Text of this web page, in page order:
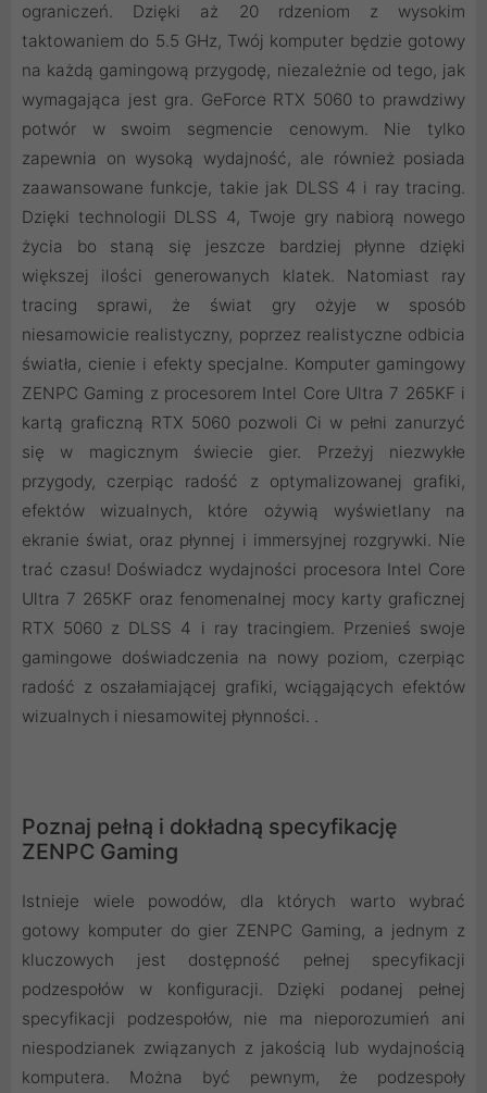
ograniczeń. Dzięki aż 20 rdzeniom z wysokim
taktowaniem do 5.5 GHz, Twój komputer będzie gotowy
na każdą gamingową przygodę, niezależnie od tego, jak
wymagająca jest gra. GeForce RTX 5060 to prawdziwy
potwór w swoim segmencie cenowym. Nie tylko
zapewnia on wysoką wydajność, ale również posiada
zaawansowane funkcje, takie jak DLSS 4 i ray tracing.
Dzięki technologii DLSS 4, Twoje gry nabiorą nowego
życia bo staną się jeszcze bardziej płynne dzięki
większej ilości generowanych klatek. Natomiast ray
tracing sprawi, że świat gry ożyje w sposób
niesamowicie realistyczny, poprzez realistyczne odbicia
światła, cienie i efekty specjalne. Komputer gamingowy
ZENPC Gaming z procesorem Intel Core Ultra 7 265KF i
kartą graficzną RTX 5060 pozwoli Ci w pełni zanurzyć
się w magicznym świecie gier. Przeżyj niezwykłe
przygody, czerpiąc radość z optymalizowanej grafiki,
efektów wizualnych, które ożywią wyświetlany na
ekranie świat, oraz płynnej i immersyjnej rozgrywki. Nie
trać czasu! Doświadcz wydajności procesora Intel Core
Ultra 7 265KF oraz fenomenalnej mocy karty graficznej
RTX 5060 z DLSS 4 i ray tracingiem. Przenieś swoje
gamingowe doświadczenia na nowy poziom, czerpiąc
radość z oszałamiającej grafiki, wciągających efektów
wizualnych i niesamowitej płynności. .
Poznaj pełną i dokładną specyfikację
ZENPC Gaming
Istnieje wiele powodów, dla których warto wybrać
gotowy komputer do gier ZENPC Gaming, a jednym z
kluczowych jest dostępność pełnej specyfikacji
podzespołów w konfiguracji. Dzięki podanej pełnej
specyfikacji podzespołów, nie ma nieporozumień ani
niespodzianek związanych z jakością lub wydajnością
komputera. Można być pewnym, że podzespoły